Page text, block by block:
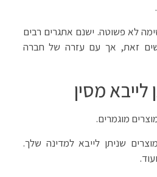
לא פשוטה. ישנם אתגרים רבים
זאת, אך עם עזרה של חברה
לייבא מסין
מוגמרים.
שניתן לייבא למדינה שלך.